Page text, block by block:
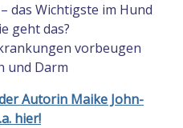
das Wichtigste im Hund
geht das?
vorbeugen
und Darm
Autorin Maike John-
hier!